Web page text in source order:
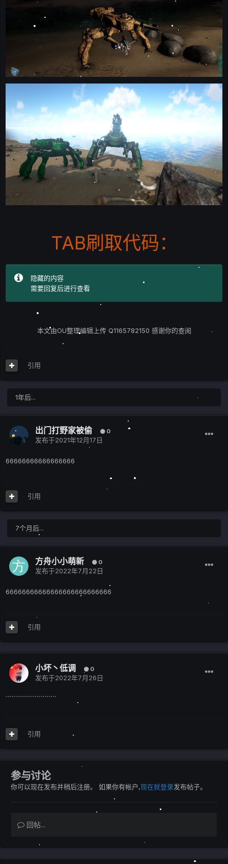
TAB刷取代码：
隐藏的内容
需要回复后进行查看
本文由OU整理编辑上传 Q1165782150 感谢你的查阅
引用
1年后...
出门打野家被偷 0
发布于2021年12月17日
66666666666666666
引用
7个月后...
方舟小小萌新 0
发布于2022年7月22日
66666666666666666666666666
引用
小坏丶低调 0
发布于2022年7月26日
`````````````````````````
引用
参与讨论
你可以现在发布并稍后注册。 如果你有帐户,现在就登录发布帖子。
回帖...